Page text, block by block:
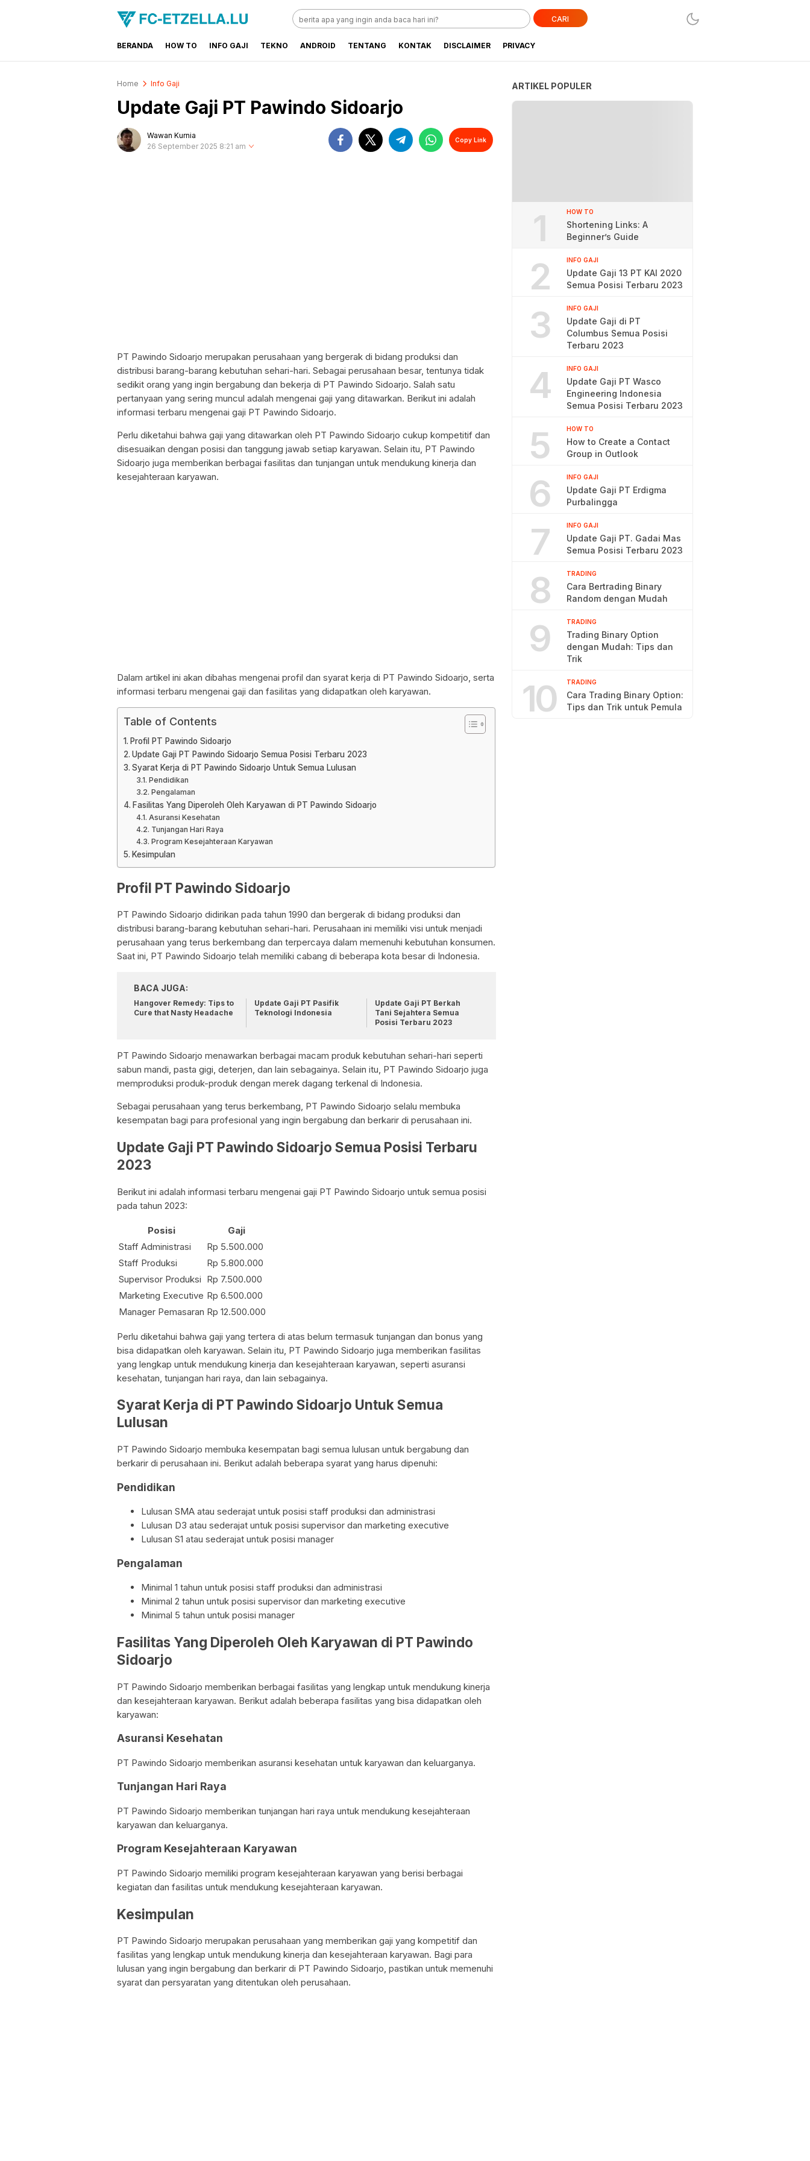
FC-ETZELLA.LU
Share & Learn The World
CARI
BERANDA HOW TO INFO GAJI TEKNO ANDROID TENTANG KONTAK DISCLAIMER PRIVACY
Home Info Gaji
Update Gaji PT Pawindo Sidoarjo
Wawan Kurnia
26 September 2025 8:21 am
Copy Link
PT Pawindo Sidoarjo merupakan perusahaan yang bergerak di bidang produksi dan
distribusi barang-barang kebutuhan sehari-hari. Sebagai perusahaan besar, tentunya tidak
sedikit orang yang ingin bergabung dan bekerja di PT Pawindo Sidoarjo. Salah satu
pertanyaan yang sering muncul adalah mengenai gaji yang ditawarkan. Berikut ini adalah
informasi terbaru mengenai gaji PT Pawindo Sidoarjo.
Perlu diketahui bahwa gaji yang ditawarkan oleh PT Pawindo Sidoarjo cukup kompetitif dan
disesuaikan dengan posisi dan tanggung jawab setiap karyawan. Selain itu, PT Pawindo
Sidoarjo juga memberikan berbagai fasilitas dan tunjangan untuk mendukung kinerja dan
kesejahteraan karyawan.
Dalam artikel ini akan dibahas mengenai profil dan syarat kerja di PT Pawindo Sidoarjo, serta
informasi terbaru mengenai gaji dan fasilitas yang didapatkan oleh karyawan.
Table of Contents
Profil PT Pawindo Sidoarjo
Update Gaji PT Pawindo Sidoarjo Semua Posisi Terbaru 2023
Syarat Kerja di PT Pawindo Sidoarjo Untuk Semua Lulusan
Pendidikan
Pengalaman
Fasilitas Yang Diperoleh Oleh Karyawan di PT Pawindo Sidoarjo
Asuransi Kesehatan
Tunjangan Hari Raya
Program Kesejahteraan Karyawan
Kesimpulan
Profil PT Pawindo Sidoarjo
PT Pawindo Sidoarjo didirikan pada tahun 1990 dan bergerak di bidang produksi dan
distribusi barang-barang kebutuhan sehari-hari. Perusahaan ini memiliki visi untuk menjadi
perusahaan yang terus berkembang dan terpercaya dalam memenuhi kebutuhan konsumen.
Saat ini, PT Pawindo Sidoarjo telah memiliki cabang di beberapa kota besar di Indonesia.
BACA JUGA:
Hangover Remedy: Tips to
Cure that Nasty Headache
Update Gaji PT Pasifik
Teknologi Indonesia
Update Gaji PT Berkah
Tani Sejahtera Semua
Posisi Terbaru 2023
PT Pawindo Sidoarjo menawarkan berbagai macam produk kebutuhan sehari-hari seperti
sabun mandi, pasta gigi, deterjen, dan lain sebagainya. Selain itu, PT Pawindo Sidoarjo juga
memproduksi produk-produk dengan merek dagang terkenal di Indonesia.
Sebagai perusahaan yang terus berkembang, PT Pawindo Sidoarjo selalu membuka
kesempatan bagi para profesional yang ingin bergabung dan berkarir di perusahaan ini.
Update Gaji PT Pawindo Sidoarjo Semua Posisi Terbaru
2023
Berikut ini adalah informasi terbaru mengenai gaji PT Pawindo Sidoarjo untuk semua posisi
pada tahun 2023:
Posisi
Gaji
Staff Administrasi
Rp 5.500.000
Staff Produksi
Rp 5.800.000
Supervisor Produksi Rp 7.500.000
Marketing Executive Rp 6.500.000
Manager Pemasaran Rp 12.500.000
Perlu diketahui bahwa gaji yang tertera di atas belum termasuk tunjangan dan bonus yang
bisa didapatkan oleh karyawan. Selain itu, PT Pawindo Sidoarjo juga memberikan fasilitas
yang lengkap untuk mendukung kinerja dan kesejahteraan karyawan, seperti asuransi
kesehatan, tunjangan hari raya, dan lain sebagainya.
Syarat Kerja di PT Pawindo Sidoarjo Untuk Semua
Lulusan
PT Pawindo Sidoarjo membuka kesempatan bagi semua lulusan untuk bergabung dan
berkarir di perusahaan ini. Berikut adalah beberapa syarat yang harus dipenuhi:
Pendidikan
Lulusan SMA atau sederajat untuk posisi staff produksi dan administrasi
Lulusan D3 atau sederajat untuk posisi supervisor dan marketing executive
Lulusan S1 atau sederajat untuk posisi manager
Pengalaman
Minimal 1 tahun untuk posisi staff produksi dan administrasi
Minimal 2 tahun untuk posisi supervisor dan marketing executive
Minimal 5 tahun untuk posisi manager
Fasilitas Yang Diperoleh Oleh Karyawan di PT Pawindo
Sidoarjo
PT Pawindo Sidoarjo memberikan berbagai fasilitas yang lengkap untuk mendukung kinerja
dan kesejahteraan karyawan. Berikut adalah beberapa fasilitas yang bisa didapatkan oleh
karyawan:
Asuransi Kesehatan
PT Pawindo Sidoarjo memberikan asuransi kesehatan untuk karyawan dan keluarganya.
Tunjangan Hari Raya
PT Pawindo Sidoarjo memberikan tunjangan hari raya untuk mendukung kesejahteraan
karyawan dan keluarganya.
Program Kesejahteraan Karyawan
PT Pawindo Sidoarjo memiliki program kesejahteraan karyawan yang berisi berbagai
kegiatan dan fasilitas untuk mendukung kesejahteraan karyawan.
Kesimpulan
PT Pawindo Sidoarjo merupakan perusahaan yang memberikan gaji yang kompetitif dan
fasilitas yang lengkap untuk mendukung kinerja dan kesejahteraan karyawan. Bagi para
lulusan yang ingin bergabung dan berkarir di PT Pawindo Sidoarjo, pastikan untuk memenuhi
syarat dan persyaratan yang ditentukan oleh perusahaan.
ARTIKEL POPULER
1 HOW TO
Shortening Links: A
Beginner’s Guide
2 INFO GAJI
Update Gaji 13 PT KAI 2020
Semua Posisi Terbaru 2023
3 INFO GAJI
Update Gaji di PT
Columbus Semua Posisi
Terbaru 2023
4 INFO GAJI
Update Gaji PT Wasco
Engineering Indonesia
Semua Posisi Terbaru 2023
5 HOW TO
How to Create a Contact
Group in Outlook
6 INFO GAJI
Update Gaji PT Erdigma
Purbalingga
7 INFO GAJI
Update Gaji PT. Gadai Mas
Semua Posisi Terbaru 2023
8 TRADING
Cara Bertrading Binary
Random dengan Mudah
9 TRADING
Trading Binary Option
dengan Mudah: Tips dan
Trik
10 TRADING
Cara Trading Binary Option:
Tips dan Trik untuk Pemula